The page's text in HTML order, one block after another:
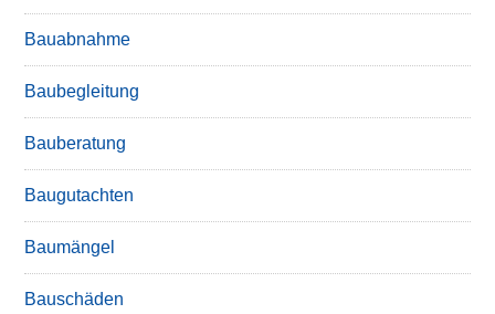
Bauabnahme
Baubegleitung
Bauberatung
Baugutachten
Baumängel
Bauschäden